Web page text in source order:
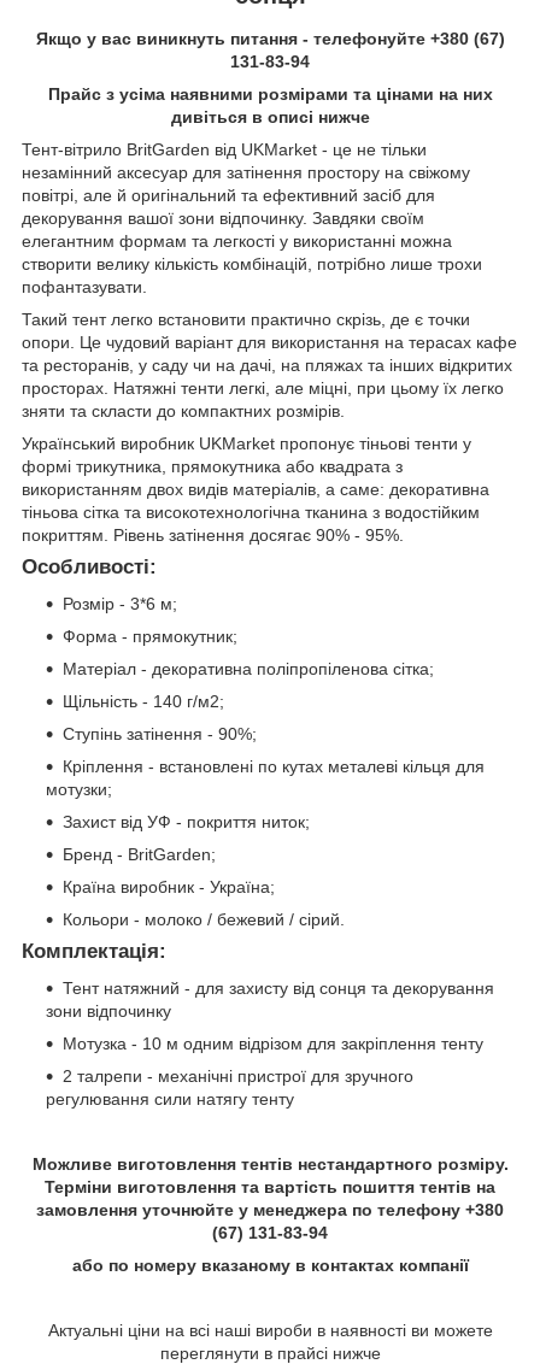
Якщо у вас виникнуть питання - телефонуйте +380 (67)
131-83-94
Прайс з усіма наявними розмірами та цінами на них
дивіться в описі нижче
Тент-вітрило BritGarden від UKMarket - це не тільки
незамінний аксесуар для затінення простору на свіжому
повітрі, але й оригінальний та ефективний засіб для
декорування вашої зони відпочинку. Завдяки своїм
елегантним формам та легкості у використанні можна
створити велику кількість комбінацій, потрібно лише трохи
пофантазувати.
Такий тент легко встановити практично скрізь, де є точки
опори. Це чудовий варіант для використання на терасах кафе
та ресторанів, у саду чи на дачі, на пляжах та інших відкритих
просторах. Натяжні тенти легкі, але міцні, при цьому їх легко
зняти та скласти до компактних розмірів.
Український виробник UKMarket пропонує тіньові тенти у
формі трикутника, прямокутника або квадрата з
використанням двох видів матеріалів, а саме: декоративна
тіньова сітка та високотехнологічна тканина з водостійким
покриттям. Рівень затінення досягає 90% - 95%.
Особливості:
Розмір - 3*6 м;
Форма - прямокутник;
Матеріал - декоративна поліпропіленова сітка;
Щільність - 140 г/м2;
Ступінь затінення - 90%;
Кріплення - встановлені по кутах металеві кільця для
мотузки;
Захист від УФ - покриття ниток;
Бренд - BritGarden;
Країна виробник - Україна;
Кольори - молоко / бежевий / сірий.
Комплектація:
Тент натяжний - для захисту від сонця та декорування
зони відпочинку
Мотузка - 10 м одним відрізом для закріплення тенту
2 талрепи - механічні пристрої для зручного
регулювання сили натягу тенту
Можливе виготовлення тентів нестандартного розміру.
Терміни виготовлення та вартість пошиття тентів на
замовлення уточнюйте у менеджера по телефону +380
(67) 131-83-94
або по номеру вказаному в контактах компанії
Актуальні ціни на всі наші вироби в наявності ви можете
переглянути в прайсі нижче